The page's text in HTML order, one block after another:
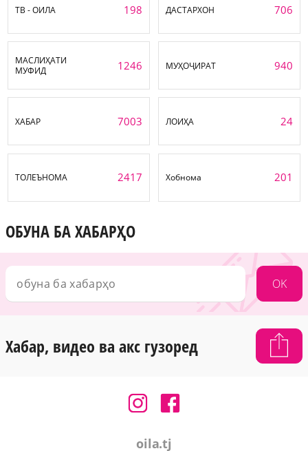
ТВ - ОИЛА 198 ДАСТАРХОН 706
МАСЛИҲАТИ
МУФИД
1246 МУҲОҶИРАТ 940
ХАБАР 7003 ЛОИҲА 24
ТОЛЕЪНОМА 2417 Хобнома 201
ОБУНА БА ХАБАРҲО
OK
Хабар, видео ва акс гузоред
oila.tj